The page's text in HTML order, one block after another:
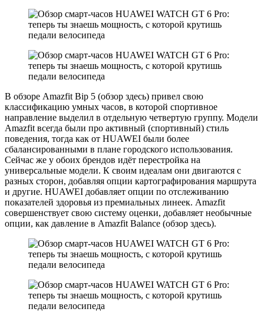
В обзоре Amazfit Bip 5 (обзор здесь) привел свою
классификацию умных часов, в которой спортивное
направление выделил в отдельную четвертую группу. Модели
Amazfit всегда были про активный (спортивный) стиль
поведения, тогда как от HUAWEI были более
сбалансированными в плане городского использования.
Сейчас же у обоих брендов идёт перестройка на
универсальные модели. К своим идеалам они двигаются с
разных сторон, добавляя опции картографирования маршрута
и другие. HUAWEI добавляет опции по отслеживанию
показателей здоровья из премиальных линеек. Amazfit
совершенствует свою систему оценки, добавляет необычные
опции, как давление в Amazfit Balance (обзор здесь).